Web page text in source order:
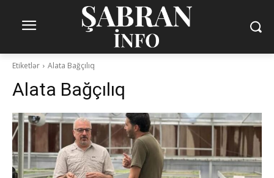
Etiketlər Alata Bağçılıq
Alata Bağçılıq